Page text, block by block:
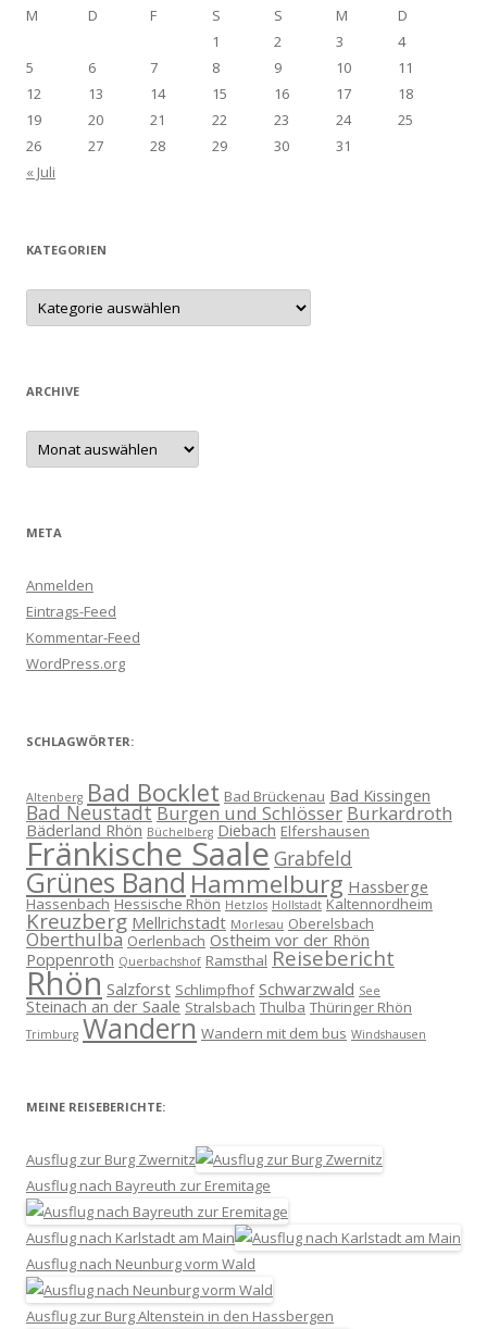
M
D F S S M
D
1
2 3
4
5
6 7 8 9 10
11
12
13 14 15 16 17
18
19
20 21 22 23 24
25
26
27 28 29 30
31
« Juli
KATEGORIEN
Kategorien
ARCHIVE
Archive
META
Anmelden
Eintrags-Feed
Kommentar-Feed
WordPress.org
SCHLAGWÖRTER:
Altenberg Bad Bocklet Bad Brückenau Bad Kissingen
Bad NeustadtBurgen und Schlösser Burkardroth
Bäderland Rhön Büchelberg Diebach Elfershausen
Fränkische Saale Grabfeld
Grünes BandHammelburg Hassberge
Hassenbach Hessische Rhön Hetzlos Hollstadt Kaltennordheim
Kreuzberg Mellrichstadt Morlesau Oberelsbach
Oberthulba Oerlenbach Ostheim vor der Rhön
Poppenroth Querbachshof Ramsthal Reisebericht
Rhön Salzforst Schlimpfhof Schwarzwald See
Steinach an der Saale Stralsbach Thulba Thüringer Rhön
Trimburg Wandern Wandern mit dem bus Windshausen
MEINE REISEBERICHTE:
Ausflug zur Burg Zwernitz
Ausflug nach Bayreuth zur Eremitage
Ausflug nach Karlstadt am Main
Ausflug nach Neunburg vorm Wald
Ausflug zur Burg Altenstein in den Hassbergen